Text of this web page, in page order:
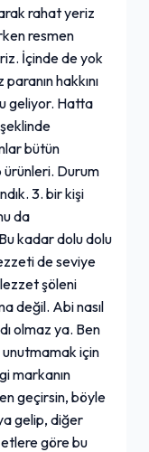
rahat yeriz
resmen
İçinde de yok
hakkını
geliyor. Hatta
bütün
ürünleri. Durum
3. bir kişi
da
kadar dolu dolu
de seviye
lezzet şöleni
değil. Abi nasıl
olmaz ya. Ben
unutmamak için
markanın
geçirsin, böyle
gelip, diğer
göre bu